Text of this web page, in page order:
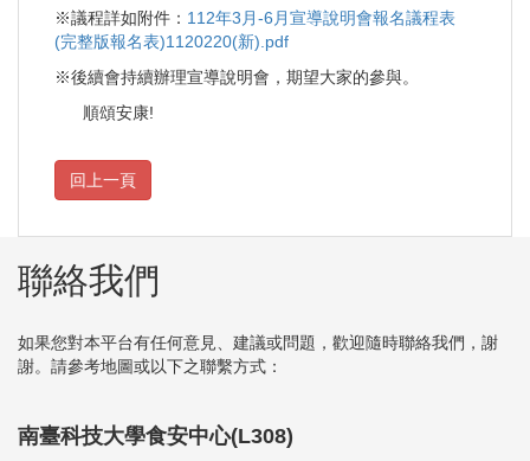
※議程詳如附件： 112年3月-6月宣導說明會報名議程表
(完整版報名表)1120220(新).pdf
※後續會持續辦理宣導說明會，期望大家的參與。
順頌安康!
聯絡我們
如果您對本平台有任何意見、建議或問題，歡迎隨時聯絡我們，謝
謝。請參考地圖或以下之聯繫方式：
南臺科技大學食安中心(L308)